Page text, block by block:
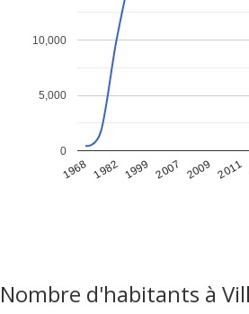
1968 1982 1999 2007 2009 2011
0
5,000
10,000
Nombre d'habitants à